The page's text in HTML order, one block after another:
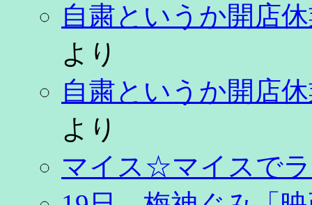
自粛というか開店
より
自粛というか開店
より
マイス☆マイスで